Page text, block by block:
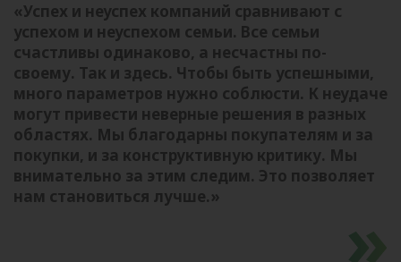
«Успех и неуспех компаний сравнивают с
успехом и неуспехом семьи. Все семьи
счастливы одинаково, а несчастны по-
своему. Так и здесь. Чтобы быть успешными,
много параметров нужно соблюсти. К неудаче
могут привести неверные решения в разных
областях. Мы благодарны покупателям и за
покупки, и за конструктивную критику. Мы
внимательно за этим следим. Это позволяет
нам становиться лучше.»